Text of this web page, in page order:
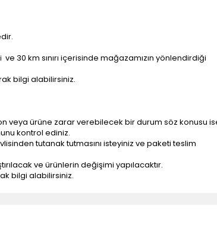
30 km sınırı içerisinde mağazamızın yönlendirdiği
bilgi alabilirsiniz.
veya ürüne zarar verebilecek bir durum söz konusu
kontrol ediniz.
tutanak tutmasını isteyiniz ve paketi teslim
ve ürünlerin değişimi yapılacaktır.
bilgi alabilirsiniz.